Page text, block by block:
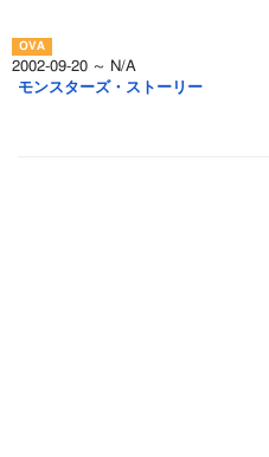
2002-09-20 ～ N/A
モンスターズ・ストーリー